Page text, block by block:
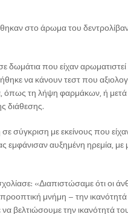
στο άρωμα του
δωμάτια που είχαν αρωματιστεί
να κάνουν τεστ που
όπως τη λήψη φαρμάκων, ή
διάθεσης.
σύγκριση με εκείνους που
εμφάνισαν αυξημένη ηρεμία,
«Διαπιστώσαμε ότι οι
μνήμη – την
βελτιώσουμε την ικανότητά